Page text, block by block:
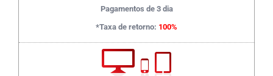
Pagamentos de 3 dia
*Taxa de retorno: 100%